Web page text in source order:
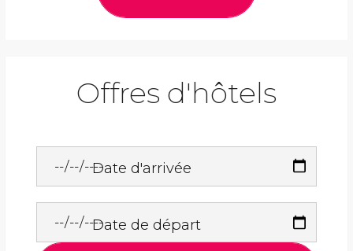
Offres d'hôtels
Date d'arrivée
Date de départ